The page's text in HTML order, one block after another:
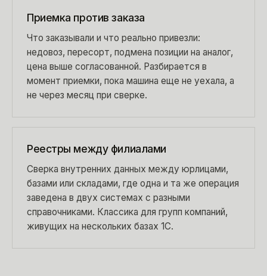
Приемка против заказа
Что заказывали и что реально привезли:
недовоз, пересорт, подмена позиции на аналог,
цена выше согласованной. Разбирается в
момент приемки, пока машина еще не уехала, а
не через месяц при сверке.
Реестры между филиалами
Сверка внутренних данных между юрлицами,
базами или складами, где одна и та же операция
заведена в двух системах с разными
справочниками. Классика для групп компаний,
живущих на нескольких базах 1С.